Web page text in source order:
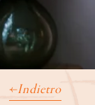
Indietro